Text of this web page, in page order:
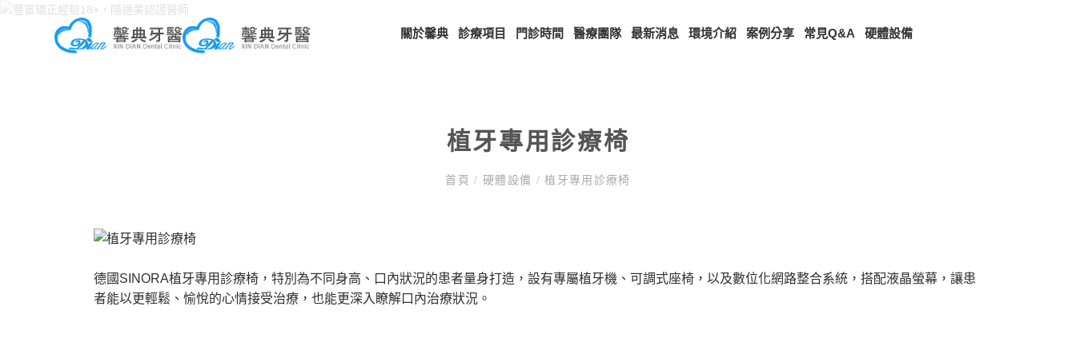
關於馨典 診療項目 門診時間 醫療團隊 最新消息 環境介紹 案例分享 常見Q&A 硬體設備
植牙專用診療椅
首頁/ 硬體設備 / 植牙專用診療椅
德國SINORA植牙專用診療椅，特別為不同身高、口內狀況的患者量身打造，設有專屬植牙機、可調式座椅，以及數位化網路整合系統，搭配液晶螢幕，讓患
者能以更輕鬆、愉悅的心情接受治療，也能更深入瞭解口內治療狀況。